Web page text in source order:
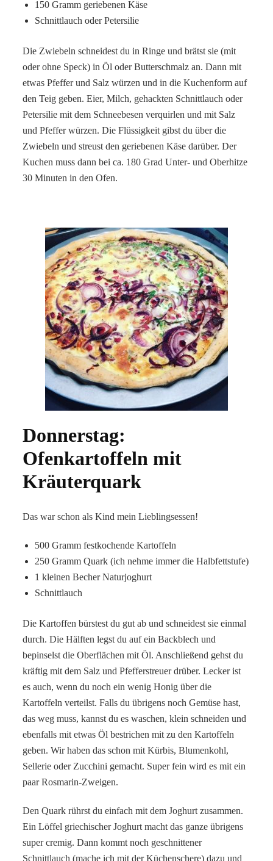
150 Gramm geriebenen Käse
Schnittlauch oder Petersilie
Die Zwiebeln schneidest du in Ringe und brätst sie (mit
oder ohne Speck) in Öl oder Butterschmalz an. Dann mit
etwas Pfeffer und Salz würzen und in die Kuchenform auf
den Teig geben. Eier, Milch, gehackten Schnittlauch oder
Petersilie mit dem Schneebesen verquirlen und mit Salz
und Pfeffer würzen. Die Flüssigkeit gibst du über die
Zwiebeln und streust den geriebenen Käse darüber. Der
Kuchen muss dann bei ca. 180 Grad Unter- und Oberhitze
30 Minuten in den Ofen.
Donnerstag:
Ofenkartoffeln mit
Kräuterquark
Das war schon als Kind mein Lieblingsessen!
500 Gramm festkochende Kartoffeln
250 Gramm Quark (ich nehme immer die Halbfettstufe)
1 kleinen Becher Naturjoghurt
Schnittlauch
Die Kartoffen bürstest du gut ab und schneidest sie einmal
durch. Die Hälften legst du auf ein Backblech und
bepinselst die Oberflächen mit Öl. Anschließend gehst du
kräftig mit dem Salz und Pfefferstreuer drüber. Lecker ist
es auch, wenn du noch ein wenig Honig über die
Kartoffeln verteilst. Falls du übrigens noch Gemüse hast,
das weg muss, kannst du es waschen, klein schneiden und
ebenfalls mit etwas Öl bestrichen mit zu den Kartoffeln
geben. Wir haben das schon mit Kürbis, Blumenkohl,
Sellerie oder Zucchini gemacht. Super fein wird es mit ein
paar Rosmarin-Zweigen.
Den Quark rührst du einfach mit dem Joghurt zusammen.
Ein Löffel griechischer Joghurt macht das ganze übrigens
super cremig. Dann kommt noch geschnittener
Schnittlauch (mache ich mit der Küchenschere) dazu und